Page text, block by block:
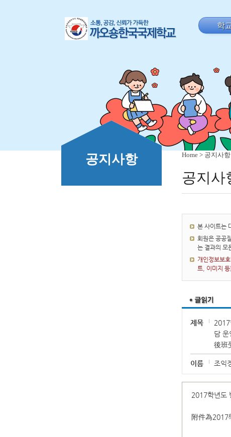
학
공지사항 Home > 공지사항
공지사
본 사이트는
회원은 공공
는 결과의 모
개인정보보
트, 이미지
제목
2017
담
後班
이름 조익
2017학년도
附件為2017